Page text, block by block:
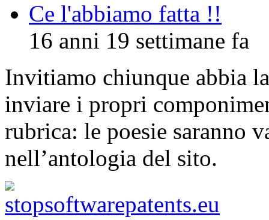
Ce l'abbiamo fatta !!
16 anni 19 settimane fa
Invitiamo chiunque abbia
inviare i propri
rubrica: le poesie saranno
nell’antologia del sito.